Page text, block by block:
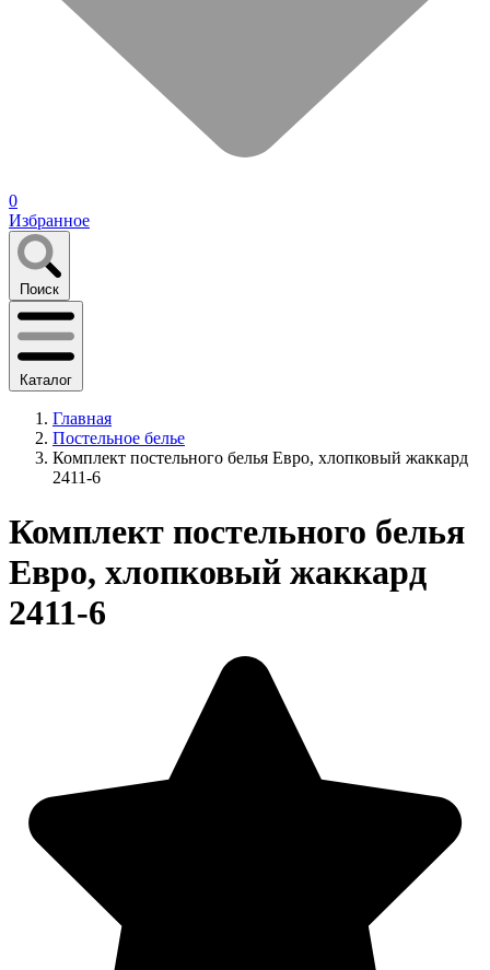
0
Избранное
Поиск
Каталог
Главная
Постельное белье
Комплект постельного белья Евро, хлопковый жаккард
2411-6
Комплект постельного белья
Евро, хлопковый жаккард
2411-6